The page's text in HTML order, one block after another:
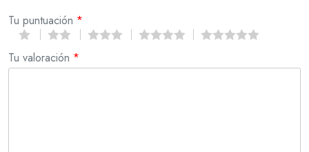
Tu puntuación *
Tu valoración *